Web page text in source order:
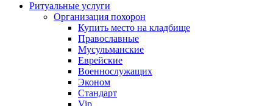
Ритуальные услуги
Организация похорон
Купить место на кладбище
Православные
Мусульманские
Еврейские
Военнослужащих
Эконом
Стандарт
Vip